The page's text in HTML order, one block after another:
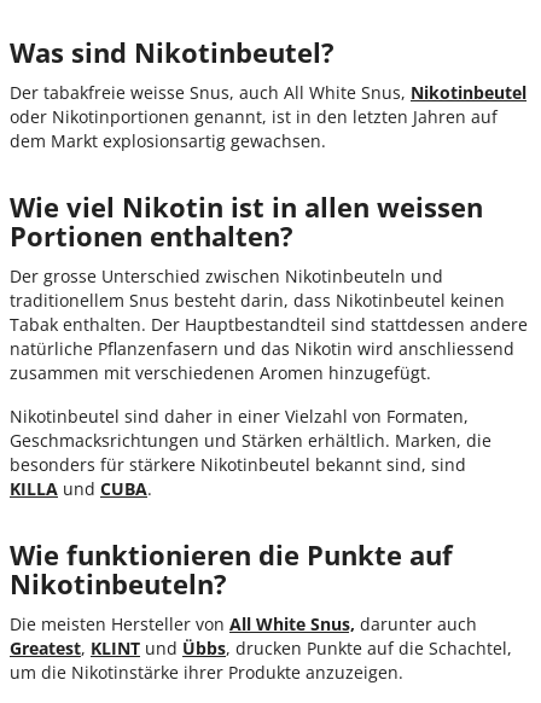
Was sind Nikotinbeutel?
Der tabakfreie weisse Snus, auch All White Snus, Nikotinbeutel
oder Nikotinportionen genannt, ist in den letzten Jahren auf
dem Markt explosionsartig gewachsen.
Wie viel Nikotin ist in allen weissen
Portionen enthalten?
Der grosse Unterschied zwischen Nikotinbeuteln und
traditionellem Snus besteht darin, dass Nikotinbeutel keinen
Tabak enthalten. Der Hauptbestandteil sind stattdessen andere
natürliche Pflanzenfasern und das Nikotin wird anschliessend
zusammen mit verschiedenen Aromen hinzugefügt.
Nikotinbeutel sind daher in einer Vielzahl von Formaten,
Geschmacksrichtungen und Stärken erhältlich. Marken, die
besonders für stärkere Nikotinbeutel bekannt sind, sind
KILLA und CUBA.
Wie funktionieren die Punkte auf
Nikotinbeuteln?
Die meisten Hersteller von All White Snus, darunter auch
Greatest, KLINT und Übbs, drucken Punkte auf die Schachtel,
um die Nikotinstärke ihrer Produkte anzuzeigen.